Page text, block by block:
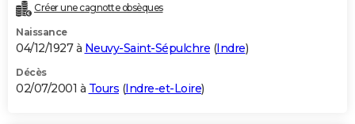
Créer une cagnotte obsèques
Naissance
04/12/1927 à Neuvy-Saint-Sépulchre (Indre)
Décès
02/07/2001 à Tours (Indre-et-Loire)